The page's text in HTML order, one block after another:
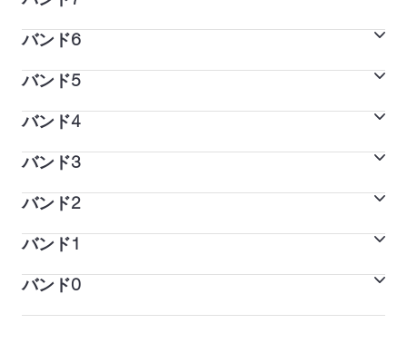
説明
完全に理解できる。
Very good user（非常に優秀なユーザー）
説明
で、英語を自在に使いこなせる。慣れない状況下では誤
解が生じる可能性もある。込み入った議論にも十分に対
スキルのレベル
Good user（優秀なユーザー）
説明
が、実用英語を使いこなせる。ほとんどの場合、複雑な
言葉を巧みに操り、詳細な論理も理解できる。
バンド6
スキルのレベル
Competent user（有能なユーザー）
説明
的に英語を使いこなせる。特に、慣れ親しんだ状況では
極めて複雑な表現を使用し、理解もできる。
バンド5
スキルのレベル
Modest user（中程度のユーザー）
説明
意味が伝わるが、間違いが多い。自分の専門分野では基
本的なコミュニケーションを取ることが可能。
バンド4
スキルのレベル
Limited user（限定的なユーザー）
説明
や表現力に問題が多い。複雑な言葉は使えない。
バンド3
スキルのレベル
Extremely limited user（非常に限定的なユーザー）
説明
バンド2
スキルのレベル
Intermittent user（散発的なユーザー）
説明
バンド1
スキルのレベル
Non-user（非ユーザー）
バンド0